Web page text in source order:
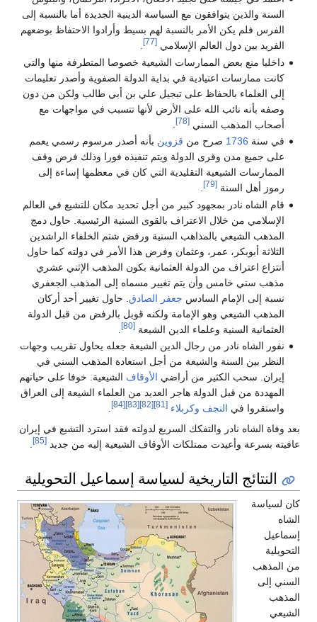
السنة والذين يتوافقون مع السياسة الدينية الجديدة أما بالنسبة إلى
الفرس فلم يكن الأمر بالنسبة لهم بسيط وأرادوا الاحتفاظ بوضعهم
الفريد بين دول العالم الإسلامي[77]
.
داخليا منع بعض الممارسات الشيعية خصوصا المتطرفة منها والتي
كانت ممارسات اعتيادية في بداية الدولة الصفوية وأصدر تعليمات
إلى العلماء بالحفاظ على تبجيل علي بن أبي طالب ولكن من دون
وصفه بأنه نائب الله على الأرض لأنها تتسبب في مواجهات مع
أصحاب المذهب السني[78]
في سنة 1736 صرح من قزوين بأنه أصدر مرسوم رسمي يعمم
على جميع مدن وقرى الدولة ويتم تنفيذه فورا وذلك فرض وقف
الممارسات الشيعية التقليدية التي كان في معظمها إساءة إلى
رموز أهل السنة[79]
.
قام الشاه نادر بمجهود كبير من أجل تحديد مكان للتشيع في العالم
الإسلامي من خلال الاعتراف بالقوى السنية الرئيسية. حاول دمج
المذهب الشيعي بالمذاهب السنية ورفض شتم الخلفاء الراشدين
الثلاثة أبوبكر، عمر، وعثمان وفرض هذا الأمر في دولته كما حاول
أنتزاع اعتراف من الدولة العثمانية بكون المذهب الإثني عشري
مذهب سني خامس وأن يتم تغيير مسماه إلى المذهب الجعفري
نسبة إلى الإمام السادس جعفر الصادق . حاول تغيير أحد أركان
المذهب الشيعي وهو الإمامة ولكنه قوبل بالرفض من قبل الدولة
العثمانية السنية وعلماء الدين الشيعة[80]
نفور الشاه نادر من رجال الدين الشيعة جعله يحاول تقريب وجهات
النظر بين السنة والشيعة من أجل استعادة المذهب السني في
إيران. سحب الكثير من أراضي الأوقاف الشيعية. خوفا على حياتهم
المهددة من قبل الدولة هاجر العديد من العلماء الشيعة إلى العراق
واستقروا في النجف وكربلاء [81]
[82]
[83]
[84]
بعد وفاة الشاه نادر والتفكك السريع لدولته فقد استرد التشيع في إيران
عافيته بسرعة وأعيدت ممتلكات الأوقاف الشيعية إليه من جديد [85]
النتائج التاريخية لسياسة إسماعيل التحويلية
كان لسياسة
الشاه
إسماعيل
التحويلية
من المذهب
السني إلى
المذهب
الشيعي